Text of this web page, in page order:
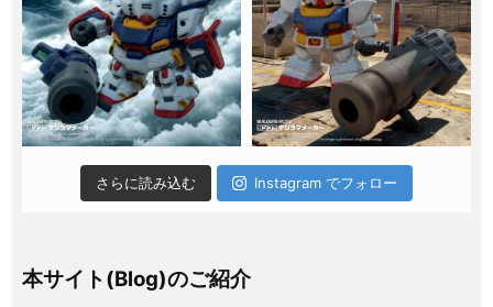
さらに読み込む Instagram でフォロー
本サイト(Blog)のご紹介